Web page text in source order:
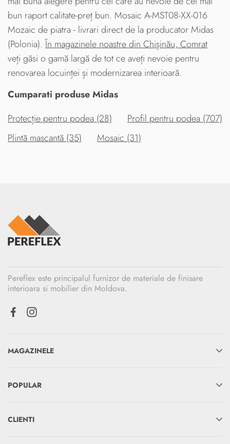
bun raport calitate-preț bun. Mosaic A-MST08-XX-016
Mozaic de piatra - livrari direct de la producator Midas
(Polonia).În magazinele noastre din Chișinău, Comrat
veți găsi o gamă largă de tot ce aveți nevoie pentru
renovarea locuinței și modernizarea interioară.
Cumparati produse Midas
Protecție pentru podea (28)
Profil pentru podea (707)
Plintă mascantă (35)
Mosaic (31)
Pereflex este principalul furnizor de materiale de finisare
interioara si mobilier din Moldova.
MAGAZINELE
POPULAR
CLIENTI